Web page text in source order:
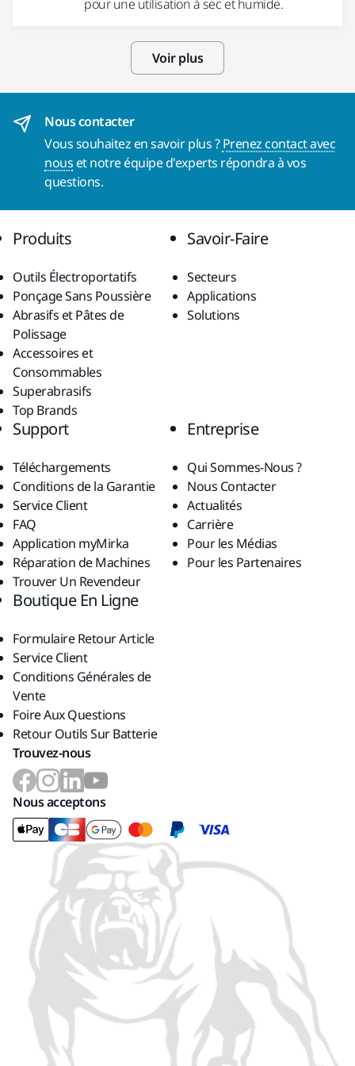
pour une utilisation à sec et humide.
Voir plus
Nous contacter
Vous souhaitez en savoir plus ?Prenez contact avec
nous et notre équipe d'experts répondra à vos
questions.
Produits
Outils Électroportatifs
Ponçage Sans Poussière
Abrasifs et Pâtes de
Polissage
Accessoires et
Consommables
Superabrasifs
Top Brands
Savoir-Faire
Secteurs
Applications
Solutions
Support
Téléchargements
Conditions de la Garantie
Service Client
FAQ
Application myMirka
Réparation de Machines
Trouver Un Revendeur
Entreprise
Qui Sommes-Nous ?
Nous Contacter
Actualités
Carrière
Pour les Médias
Pour les Partenaires
Boutique En Ligne
Formulaire Retour Article
Service Client
Conditions Générales de
Vente
Foire Aux Questions
Retour Outils Sur Batterie
Trouvez-nous
Nous acceptons